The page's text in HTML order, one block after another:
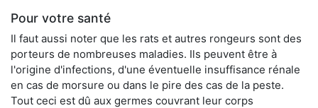
Pour votre santé
Il faut aussi noter que les rats et autres rongeurs sont des
porteurs de nombreuses maladies. Ils peuvent être à
l'origine d'infections, d'une éventuelle insuffisance rénale
en cas de morsure ou dans le pire des cas de la peste.
Tout ceci est dû aux germes couvrant leur corps